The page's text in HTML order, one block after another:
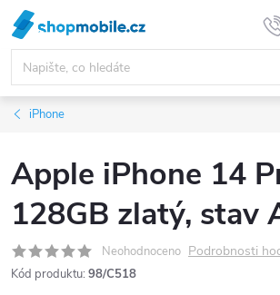
Přejít
na
obsah
iPhone
Apple iPhone 14
128GB zlatý, stav
Neohodnoceno Podrobnosti
Kód produktu: 98/C518